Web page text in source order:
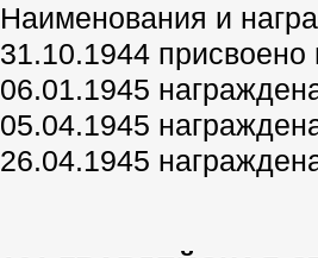
Наименования и
31.10.1944 присвоено
06.01.1945
05.04.1945
26.04.1945